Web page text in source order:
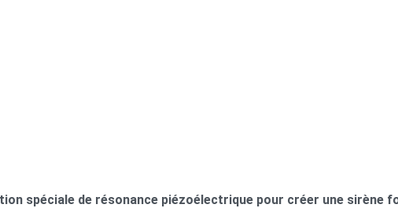
spéciale de résonance piézoélectrique pour créer une sirène